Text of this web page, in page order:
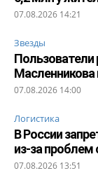
07.08.2026 14:21
Звезды
Пользователи
Масленникова
07.08.2026 14:00
Логистика
В России
из-за
07.08.2026 13:51